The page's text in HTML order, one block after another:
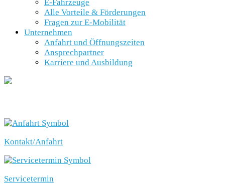
E-Fahrzeuge
Alle Vorteile & Förderungen
Fragen zur E-Mobilität
Unternehmen
Anfahrt und Öffnungszeiten
Ansprechpartner
Karriere und Ausbildung
Kontakt/Anfahrt
Servicetermin